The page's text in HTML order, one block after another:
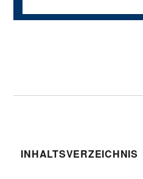
INHALTSVERZEICHNIS